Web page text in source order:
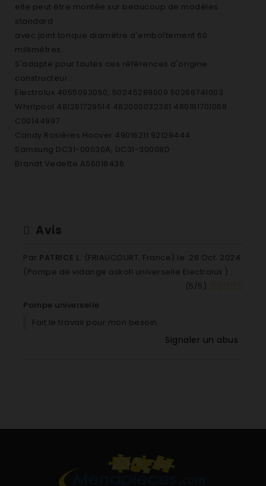
elle peut être montée sur beaucoup de modèles
standard
avec joint torique diamètre d'emboîtement 60
millimètres.
S'adapte pour toutes ces références d'origine
constructeur :
Electrolux 4055093050, 50245289009 50266741003
Whirlpool 481281729514 482000032361 480181701068
C00144997
Candy Rosières Hoover 49016211 92129444
Samsung DC31-00030A, DC31-30008D
Brandt Vedette AS6018436
Avis
Par PATRICE L. (FRIAUCOURT, France) le 28 Oct. 2024
( Pompe de vidange askoll universelle Electrolux ) :
(5/5 )
Pompe universelle
Fait le travail pour mon besoin
Signaler un abus